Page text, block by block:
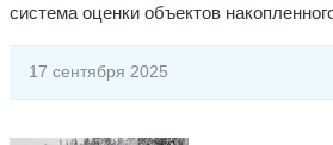
система оценки объектов
17 сентября 2025